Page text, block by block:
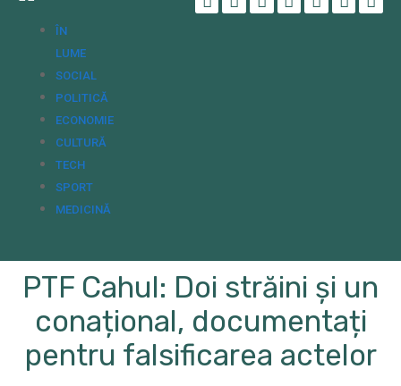
ÎN
LUME
SOCIAL
POLITICĂ
ECONOMIE
CULTURĂ
TECH
SPORT
MEDICINĂ
PTF Cahul: Doi străini și un
conațional, documentați
pentru falsificarea actelor